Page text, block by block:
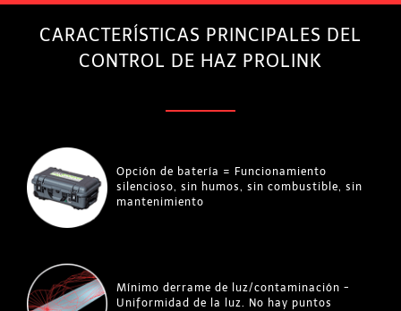
CARACTERÍSTICAS PRINCIPALES DEL
CONTROL DE HAZ PROLINK
Opción de batería = Funcionamiento
silencioso, sin humos, sin combustible, sin
mantenimiento
Mínimo derrame de luz/contaminación -
Uniformidad de la luz. No hay puntos